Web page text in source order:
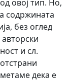
овој тип. Но,
содржината
без оглед
и сл.
дека е